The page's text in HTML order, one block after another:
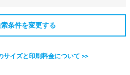
条件を変更する
サイズと印刷料金について >>